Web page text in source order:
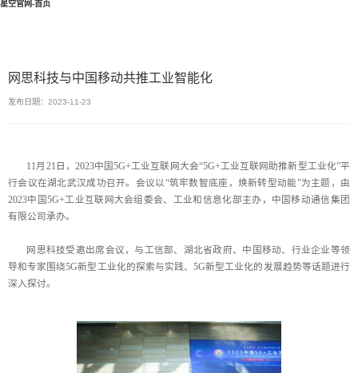
星空官网-首页
网思科技与中国移动共推工业智能化
发布日期：2023-11-23
11月21日，2023中国5G+工业互联网大会“5G+工业互联网助推新型工业化”平
行会议在湖北武汉成功召开。会议以“筑牢数智底座，焕新转型动能”为主题，由
2023中国5G+工业互联网大会组委会、工业和信息化部主办，中国移动通信集团
有限公司承办。
网思科技受邀出席会议，与工信部、湖北省政府、中国移动、行业企业等领
导和专家围绕5G新型工业化的探索与实践、5G新型工业化的发展趋势等话题进行
深入探讨。